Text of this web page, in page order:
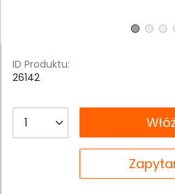
ID Produktu:
26142
__B2C.PRODUCT.QUANTITY